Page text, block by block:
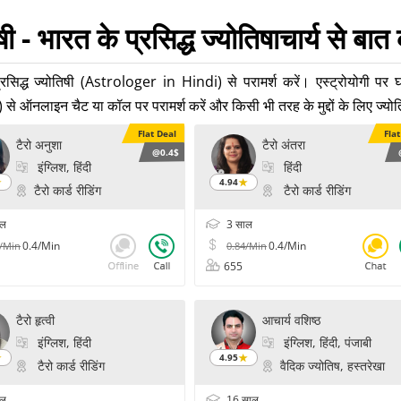
- भारत के प्रसिद्ध ज्योतिषाचार्य से
ज्योतिषी (Astrologer in Hindi) से परामर्श करें। एस्ट्रोयोगी पर
ऑनलाइन चैट या कॉल पर परामर्श करें और किसी भी तरह के मुद्दों के लिए
Flat Deal
@0.4$
टैरो अनुशा
इंग्लिश, हिंदी
टैरो कार्ड रीडिंग
Min0.4/Min
4.94
टैरो अंतरा
हिंदी
टैरो कार्ड रीडिंग
3 साल
0.84/Min0.4/Min
655
टैरो हृत्वी
इंग्लिश, हिंदी
टैरो कार्ड रीडिंग
4.95
आचार्य वशिष्ठ
इंग्लिश, हिंदी, पंजाबी
वैदिक ज्योतिष, हस्तरेखा